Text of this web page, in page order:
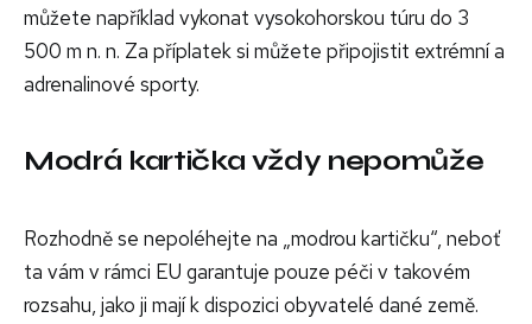
můžete například vykonat vysokohorskou túru do 3
500 m n. n. Za příplatek si můžete připojistit extrémní a
adrenalinové sporty.
Modrá kartička vždy nepomůže
Rozhodně se nepoléhejte na „modrou kartičku“, neboť
ta vám v rámci EU garantuje pouze péči v takovém
rozsahu, jako ji mají k dispozici obyvatelé dané země.